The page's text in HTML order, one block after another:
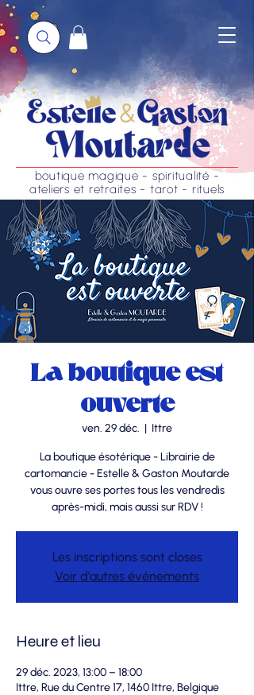
boutique magique - spiritualité -
ateliers et retraites - tarot - rituels
La boutique est
ouverte
ven. 29 déc.
  |
Ittre
La boutique ésotérique - Librairie de
cartomancie - Estelle & Gaston Moutarde
vous ouvre ses portes tous les vendredis
après-midi, mais aussi sur RDV !
Les inscriptions sont closes
Voir d'autres événements
Heure et lieu
29 déc. 2023, 13:00 – 18:00
Ittre, Rue du Centre 17, 1460 Ittre, Belgique